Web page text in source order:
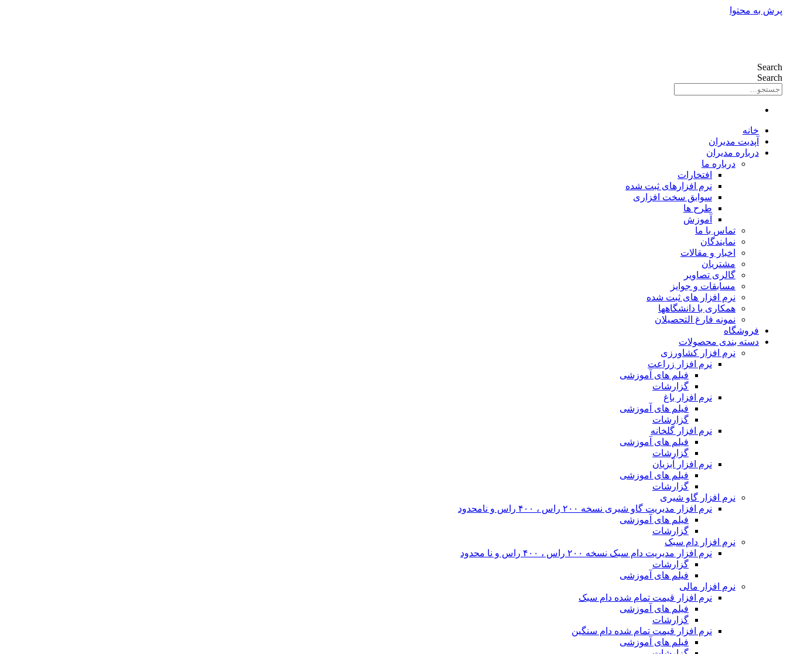
پرش به محتوا
Search
Search
خانه
آپدیت مدیران
درباره مدیران
درباره ما
افتخارات
نرم افزارهای ثبت شده
سوابق سخت افزاری
طرح ها
آموزش
تماس با ما
نمایندگان
اخبار و مقالات
مشتریان
گالری تصاویر
مسابقات و جوایز
نرم افزار های ثبت شده
همکاری با دانشگاهها
نمونه فارغ التحصیلان
فروشگاه
دسته بندی محصولات
نرم افزار کشاورزی
نرم افزار زراعت
فیلم های آموزشی
گزارشات
نرم افزار باغ
فیلم های آموزشی
گزارشات
نرم افزار گلخانه
فیلم های آموزشی
گزارشات
نرم افزار آبزیان
فیلم های اموزشی
گزارشات
نرم افزار گاو شیری
نرم افزار مدیریت گاو شیری نسخه ۲۰۰ راس ، ۴۰۰ راس و نامحدود
فیلم های آموزشی
گزارشات
نرم افزار دام سبک
نرم افزار مدیریت دام سبک نسخه ۲۰۰ راس ، ۴۰۰ راس و نا محدود
گزارشات
فیلم های آموزشی
نرم افزار مالی
نرم افزار قیمت تمام شده دام سبک
فیلم های آموزشی
گزارشات
نرم افزار قیمت تمام شده دام سنگین
فیلم های آموزشی